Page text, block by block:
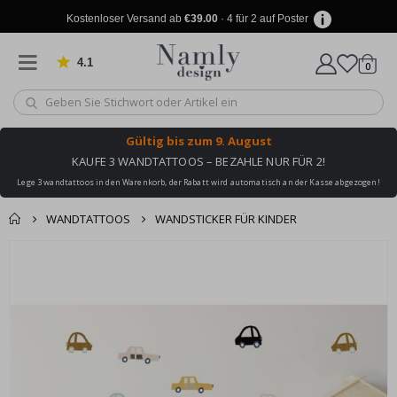
Kostenloser Versand ab €39.00· 4 für 2 auf Poster
4.1 von 1031 Bewertungen
Wagen
0
Gültig bis zum 9. August
KAUFE 3 WANDTATTOOS – BEZAHLE NUR FÜR 2!
Lege 3 wandtattoos in den Warenkorb, der Rabatt wird automatisch an der Kasse abgezogen!
WANDTATTOOS WANDSTICKER FÜR KINDER
Kostenloser Versand
erreicht!